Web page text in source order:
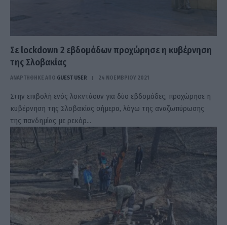
Σε lockdown 2 εβδομάδων προχώρησε η κυβέρνηση
της Σλοβακίας
ΑΝΑΡΤΗΘΗΚΕ ΑΠΟ GUEST USER 24 ΝΟΕΜΒΡΊΟΥ 2021
Στην επιβολή ενός λοκντάουν για δύο εβδομάδες, προχώρησε η
κυβέρνηση της Σλοβακίας σήμερα, λόγω της αναζωπύρωσης
της πανδημίας με ρεκόρ…